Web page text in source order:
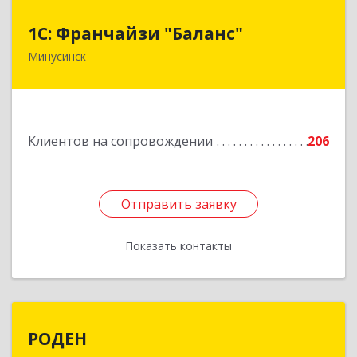
1С: Франчайзи "Баланс"
Минусинск
Клиентов на сопровождении 206
Отправить заявку
Показать контакты
1С: Франчайзи "Баланс"
662610, Красноярский край, Минусинск г,
Отправить заявку
Назад
РОДЕН